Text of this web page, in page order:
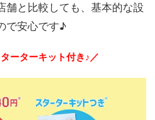
舗と比較しても、基本的な設
で安心です♪
ーターキット付き♪／